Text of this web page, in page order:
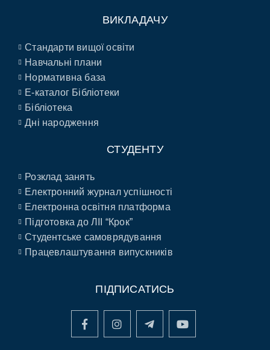
ВИКЛАДАЧУ
Стандарти вищої освіти
Навчальні плани
Нормативна база
E-каталог Бібліотеки
Бібліотека
Дні народження
СТУДЕНТУ
Розклад занять
Електронний журнал успішності
Електронна освітня платформа
Підготовка до ЛІІ “Крок”
Студентське самоврядування
Працевлаштування випускників
ПІДПИСАТИСЬ